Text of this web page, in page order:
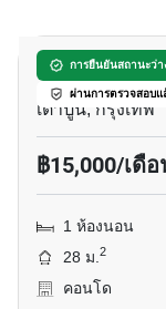
การยืนยันสถานะว่า
ผ่านการตรวจสอบแ
นิช ไพรด์ เต
เตาปูน, กรุงเทพ
฿15,000/เดื
1 ห้องนอน
28 ม.2
คอนโด